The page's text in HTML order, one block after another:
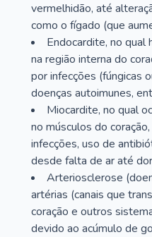
vermelhidão, até
como o fígado (que
Endocardite, no qual
na região interna do
por infecções (fúngicas
doenças autoimunes,
Miocardite, no qual
no músculos do
infecções, uso de
desde falta de ar até
Arteriosclerose
artérias (canais que
coração e outros
devido ao acúmulo de